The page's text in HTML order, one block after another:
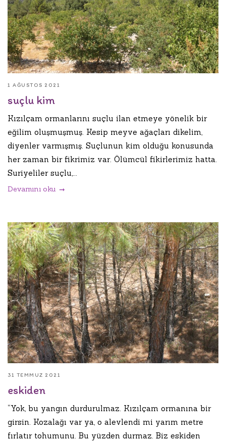
1 AĞUSTOS 2021
suçlu kim
Kızılçam ormanlarını suçlu ilan etmeye yönelik bir
eğilim oluşmuşmuş. Kesip meyve ağaçları dikelim,
diyenler varmışmış. Suçlunun kim olduğu konusunda
her zaman bir fikrimiz var. Ölümcül fikirlerimiz hatta.
Suriyeliler suçlu,...
Devamını oku
31 TEMMUZ 2021
eskiden
“Yok, bu yangın durdurulmaz. Kızılçam ormanına bir
girsin. Kozalağı var ya, o alevlendi mi yarım metre
fırlatır tohumunu. Bu yüzden durmaz. Biz eskiden